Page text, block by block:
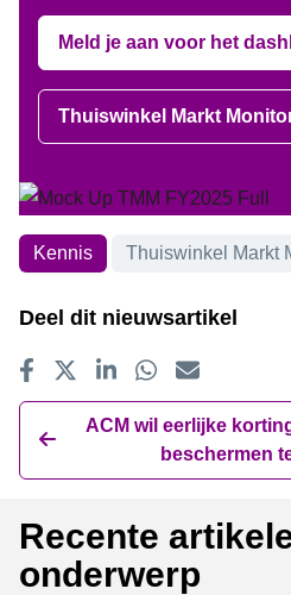
Meld je aan voor het
Thuiswinkel Markt
Onderwerpen
Kennis Thuiswinkel Markt
Deel dit nieuwsartikel
Delen op Facebook
TweetDelen op LinkedIn
Delen op
E-
ACM wil eerlijke
beschermen
Recente
onderwerp